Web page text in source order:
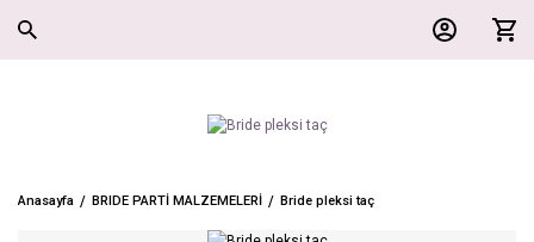
Anasayfa BRIDE PARTİ MALZEMELERİ Bride pleksi taç